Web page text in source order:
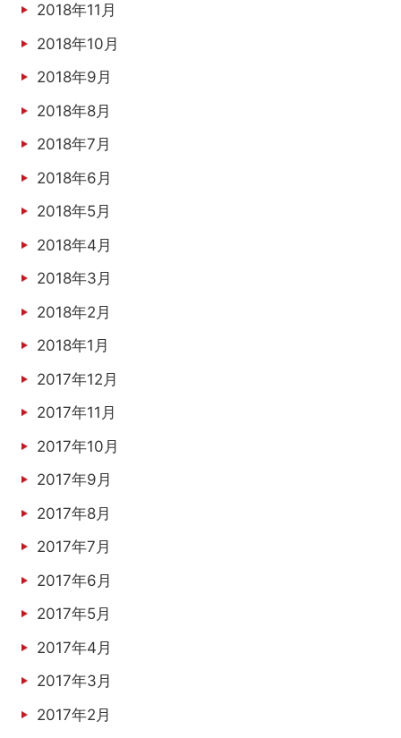
2018年11月
2018年10月
2018年9月
2018年8月
2018年7月
2018年6月
2018年5月
2018年4月
2018年3月
2018年2月
2018年1月
2017年12月
2017年11月
2017年10月
2017年9月
2017年8月
2017年7月
2017年6月
2017年5月
2017年4月
2017年3月
2017年2月